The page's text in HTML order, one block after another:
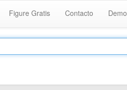
Figure Gratis Contacto Demo